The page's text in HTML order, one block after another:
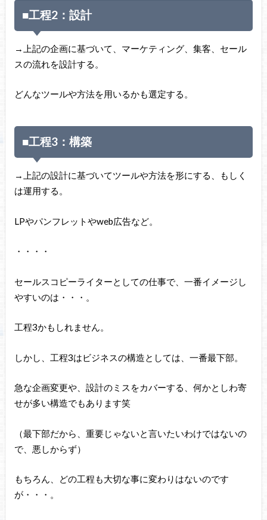
■工程2：設計
→上記の企画に基づいて、マーケティング、集客、セール
スの流れを設計する。
どんなツールや方法を用いるかも選定する。
■工程3：構築
→上記の設計に基づいてツールや方法を形にする、もしく
は運用する。
LPやパンフレットやweb広告など。
・・・・
セールスコピーライターとしての仕事で、一番イメージし
やすいのは・・・。
工程3かもしれません。
しかし、工程3はビジネスの構造としては、一番最下部。
急な企画変更や、設計のミスをカバーする、何かとしわ寄
せが多い構造でもあります笑
（最下部だから、重要じゃないと言いたいわけではないの
で、悪しからず）
もちろん、どの工程も大切な事に変わりはないのです
が・・・。